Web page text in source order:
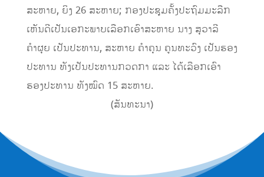
ສະຫາຍ, ຍິງ 26 ສະຫາຍ; ກອງປະຊຸມຄັ້ງປະຖົມມະລືກ
ເຫັນດີເປັນເອກະພາບເລືອກເອົາສະຫາຍ ນາງ ສຸວາລີ
ຄໍາຜຸຍ ເປັນປະທານ, ສະຫາຍ ຄໍາຄຸນ ຄູນທະວົງ ເປັນຮອງ
ປະທານ ທັງເປັນປະທານກວດກາ ແລະ ໄດ້ເລືອກເອົາ
ຮອງປະທານ ທັງໝົດ 15 ສະຫາຍ.
(ສັນທະນາ)